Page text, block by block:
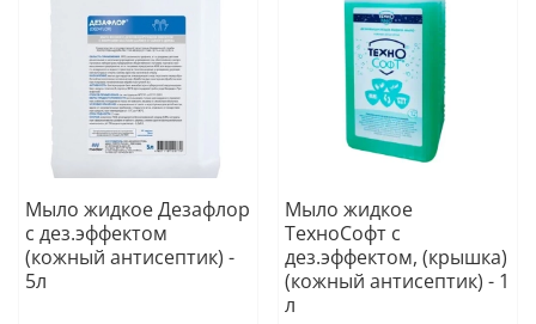
Мыло жидкое Дезафлор
с дез.эффектом
(кожный антисептик) -
5л
Мыло жидкое
ТехноСофт с
дез.эффектом, (крышка)
(кожный антисептик) - 1
л